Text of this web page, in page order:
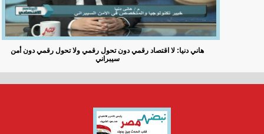
هاني دنيا: لا اقتصاد رقمي دون تحول رقمي ولا تحول رقمي دون أمن
سيبراني